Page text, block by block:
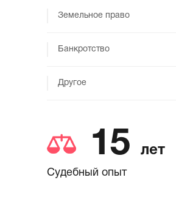
Земельное право
Банкротство
Другое
15 лет
Судебный опыт